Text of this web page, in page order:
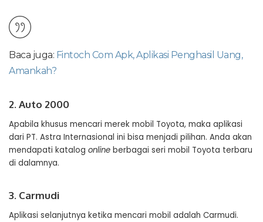
Baca juga: Fintoch Com Apk, Aplikasi Penghasil Uang,
Amankah?
2. Auto 2000
Apabila khusus mencari merek mobil Toyota, maka aplikasi
dari PT. Astra Internasional ini bisa menjadi pilihan. Anda akan
mendapati katalog online berbagai seri mobil Toyota terbaru
di dalamnya.
3. Carmudi
Aplikasi selanjutnya ketika mencari mobil adalah Carmudi.